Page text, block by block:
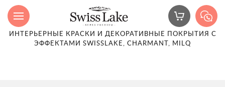
ИНТЕРЬЕРНЫЕ КРАСКИ И ДЕКОРАТИВНЫЕ ПОКРЫТИЯ С
ЭФФЕКТАМИ SWISSLAKE, CHARMANT, MILQ